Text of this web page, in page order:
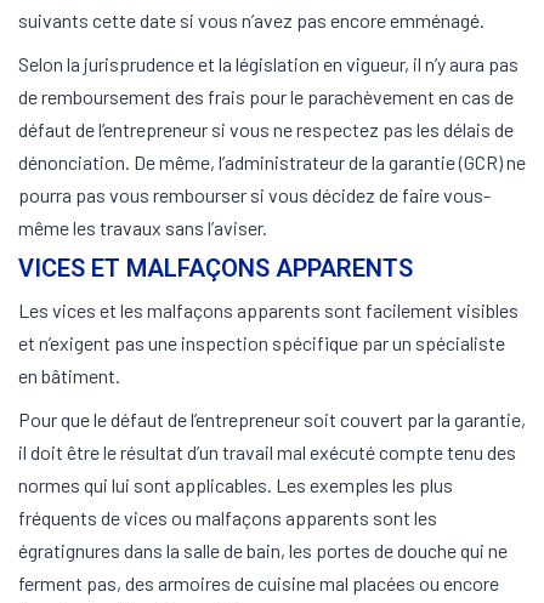
suivants cette date si vous n’avez pas encore emménagé.
Selon la jurisprudence et la législation en vigueur, il n’y aura pas
de remboursement des frais pour le parachèvement en cas de
défaut de l’entrepreneur si vous ne respectez pas les délais de
dénonciation. De même, l’administrateur de la garantie (GCR) ne
pourra pas vous rembourser si vous décidez de faire vous-
même les travaux sans l’aviser.
VICES ET MALFAÇONS APPARENTS
Les vices et les malfaçons apparents sont facilement visibles
et n’exigent pas une inspection spécifique par un spécialiste
en bâtiment.
Pour que le défaut de l’entrepreneur soit couvert par la garantie,
il doit être le résultat d’un travail mal exécuté compte tenu des
normes qui lui sont applicables. Les exemples les plus
fréquents de vices ou malfaçons apparents sont les
égratignures dans la salle de bain, les portes de douche qui ne
ferment pas, des armoires de cuisine mal placées ou encore